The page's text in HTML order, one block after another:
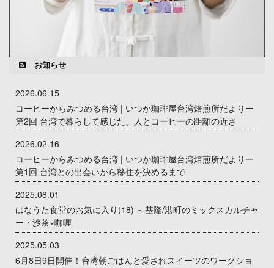
お知らせ
2026.06.15
コーヒーからみつめる台湾 | いつか珈琲屋台湾焙煎所だよりー
第2回 台湾で暮らして感じた、人とコーヒーの距離の近さ
2026.02.16
コーヒーからみつめる台湾 | いつか珈琲屋台湾焙煎所だよりー
第1回 台湾との出会いから移住を決めるまで
2025.08.01
はなうた食堂のお気に入り(18) ～基隆/港町のミックスカルチャ
ー・沙茶×咖喱
2025.05.03
6月8日9日開催！台湾朝ごはんと愛されスイーツのワークショ